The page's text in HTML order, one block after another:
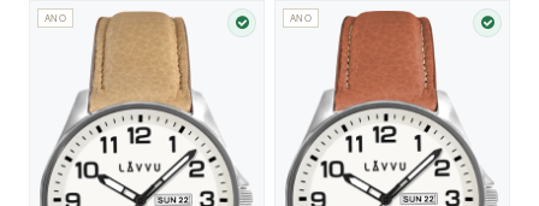
ANO
SKLADEM
ANO